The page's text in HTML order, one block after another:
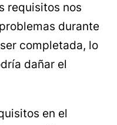
requisitos nos
durante
completada, lo
dañar el
en el